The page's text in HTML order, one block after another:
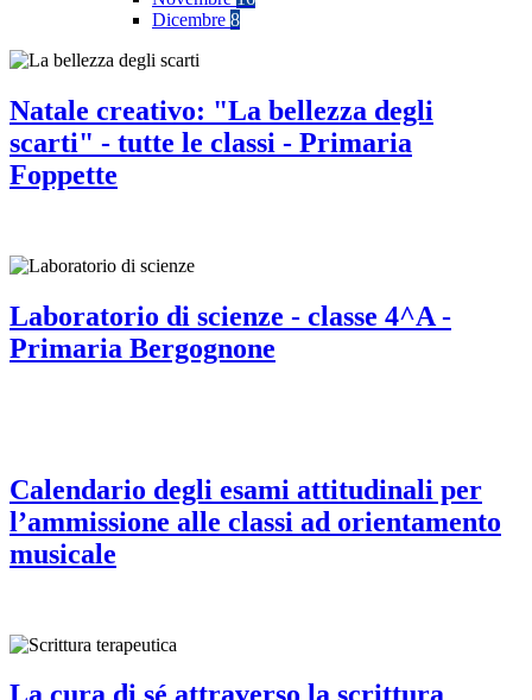
Dicembre 8
Natale creativo: "La bellezza degli
scarti" - tutte le classi - Primaria
Foppette
Laboratorio di scienze - classe 4^A -
Primaria Bergognone
Calendario degli esami attitudinali per
l’ammissione alle classi ad orientamento
musicale